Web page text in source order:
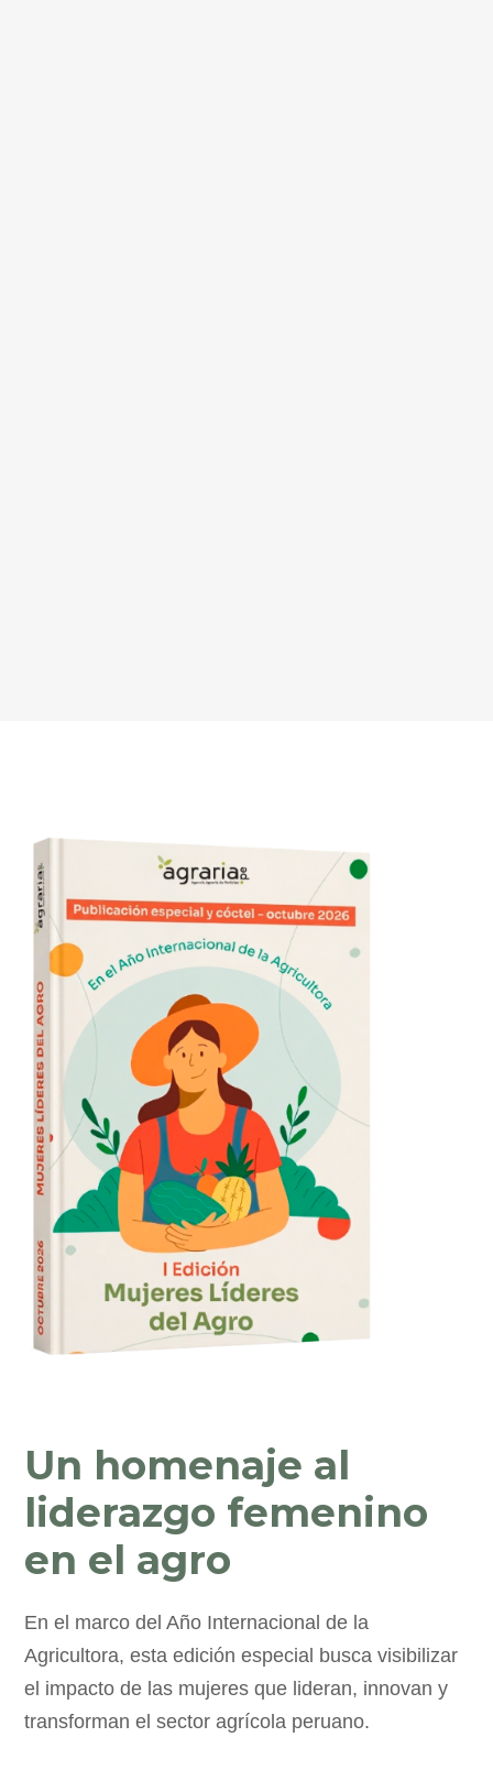
Un homenaje al
liderazgo femenino
en el agro
En el marco del Año Internacional de la
Agricultora, esta edición especial busca visibilizar
el impacto de las mujeres que lideran, innovan y
transforman el sector agrícola peruano.